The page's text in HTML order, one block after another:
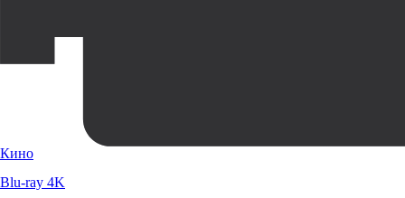
Кино
Blu-ray 4K